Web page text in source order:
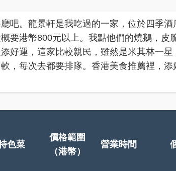
吧。龍景軒是我吃過的一家，位於四季
要港幣800元以上。我點他們的燒鵝，皮
好運，這家比較親民，雖然是米其林一
，每次去都要排隊。香港美食推薦裡，
色菜
價格範圍
（港幣）
營業時間